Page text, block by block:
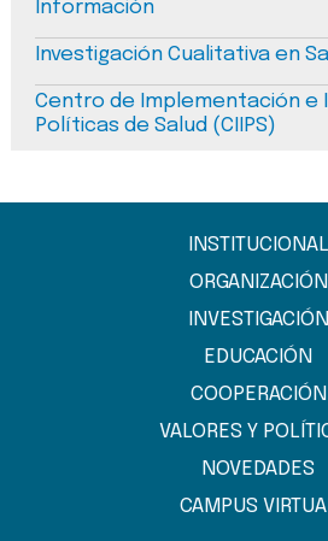
Información
Investigación Cualitativa en
Centro de Implementación e
Políticas de Salud (CIIPS)
INSTITUCIONAL
ORGANIZACIÓN
INVESTIGACIÓN
EDUCACIÓN
COOPERACIÓN
VALORES Y
NOVEDADES
CAMPUS